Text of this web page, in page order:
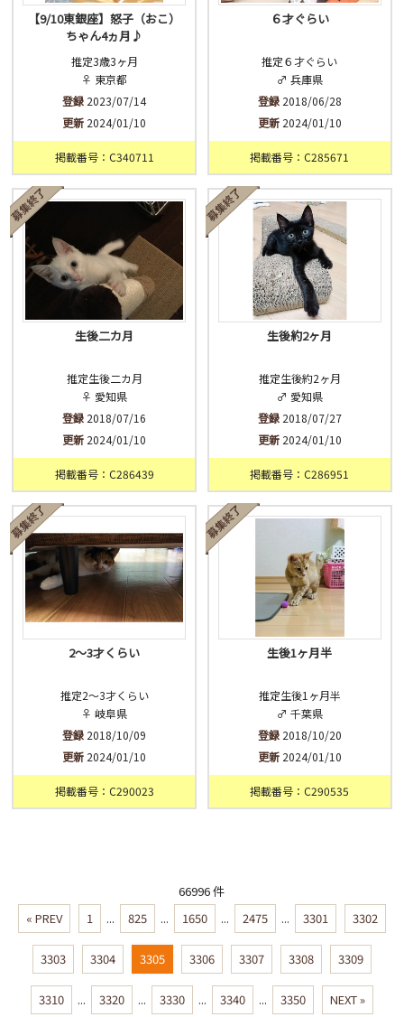
【9/10東銀座】怒子（おこ）
ちゃん4ヵ月♪
推定3歳3ヶ月
♀ 東京都
登録 2023/07/14
更新 2024/01/10
掲載番号：C340711
６才ぐらい
推定６才ぐらい
♂ 兵庫県
登録2018/06/28
更新2024/01/10
掲載番号：C285671
生後二カ月
推定生後二カ月
♀ 愛知県
登録 2018/07/16
更新 2024/01/10
掲載番号：C286439
生後約2ヶ月
推定生後約2ヶ月
♂ 愛知県
登録2018/07/27
更新2024/01/10
掲載番号：C286951
2〜3才くらい
推定2〜3才くらい
♀ 岐阜県
登録 2018/10/09
更新 2024/01/10
掲載番号：C290023
生後1ヶ月半
推定生後1ヶ月半
♂ 千葉県
登録2018/10/20
更新2024/01/10
掲載番号：C290535
66996 件
« PREV
1 ... 825 ... 1650 ... 2475 ... 3301 3302
3303 3304 3305 3306 3307 3308 3309
3310 ... 3320 ... 3330 ... 3340 ... 3350 NEXT »